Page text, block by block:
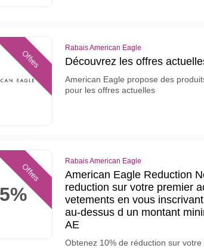
Offres
Rabais American Eagle
Découvrez les offres
American Eagle propose des
pour les offres actuelles
Offres
Rabais American Eagle
American Eagle Reduction
reduction sur votre premier
vetements en vous
au-dessus d un montant
AE
Obtenez 10% de réduction sur